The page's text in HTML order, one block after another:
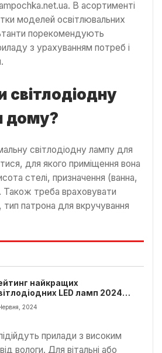
В асортименті
моделей освітлювальних
порекомендують
з урахуванням потреб і
світлодіодну
дому?
світлодіодну лампу для
для якого приміщення вона
стелі, призначення (ванна,
Також треба враховувати
тип патрона для вкручування
найкращих
LED ламп 2024
2024
прилади з високим
вологи. Для вітальні або